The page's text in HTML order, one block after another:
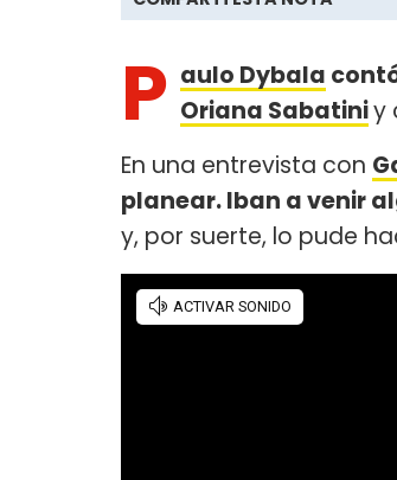
P aulo Dybala
Oriana Sabatiniy
En una entrevista con
planear. Iban a venir
y, por suerte, lo pude